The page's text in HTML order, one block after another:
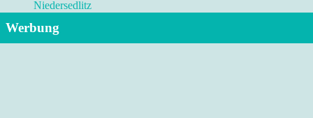
Niedersedlitz
Werbung